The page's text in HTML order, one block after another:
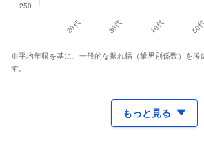
※平均年収を基に、一般的な振れ幅（業界別係数）を考
す。
もっと見る